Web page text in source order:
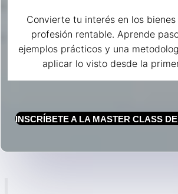
Convierte tu interés en los bienes
profesión rentable. Aprende
ejemplos prácticos y una
aplicar lo visto desde la
INSCRÍBETE A LA MASTER CLASS